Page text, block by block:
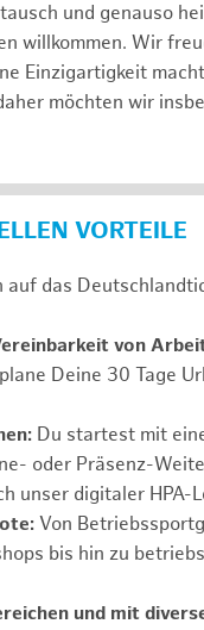
und genauso
willkommen. Wir
Einzigartigkeit
möchten wir
VORTEILE
auf das
von
Deine 30 Tage
Du startest mit
oder Präsenz-
unser digitaler HPA-
Von
bis hin zu
und mit